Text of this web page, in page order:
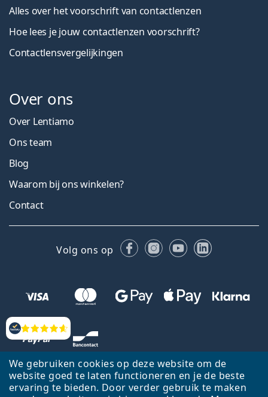
We gebruiken cookies op deze website om de
website goed te laten functioneren en je de beste
ervaring te bieden. Door verder gebruik te maken
Beoordelingen
Alles over het voorschrift van contactlenzen
Hoe lees je jouw contactlenzen voorschrift?
Contactlensvergelijkingen
Over ons
Over Lentiamo
Ons team
Blog
Waarom bij ons winkelen?
Contact
Volg ons op FacebookInstagram
YouTubeLinkedIn